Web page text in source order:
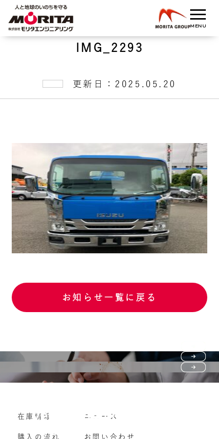
IMG_2293
更新日：2025.05.20
お知らせ一覧に戻る
購入の流れ
よくいただくご質問
Vehicle purchase
車両買い取り
在庫情報
購入の流れ
ニュース
お問い合わせ